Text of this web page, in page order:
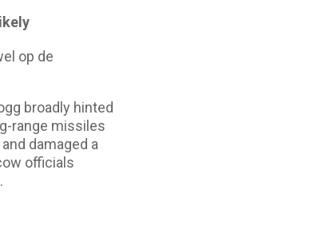
op de
broadly hinted
range missiles
damaged a
officials
.